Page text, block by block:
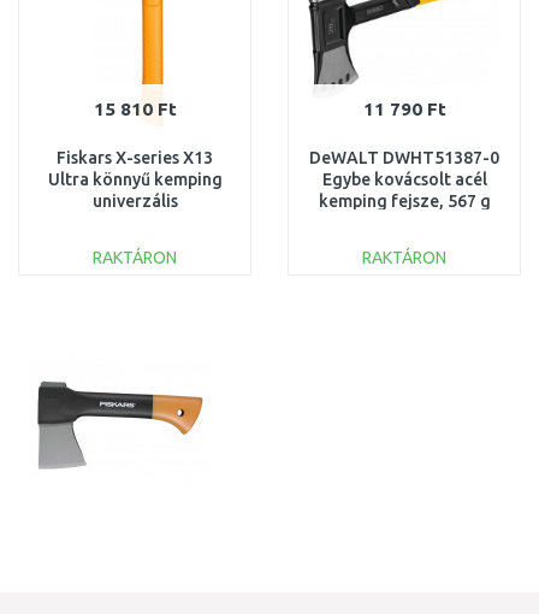
15 810 Ft
Fiskars X-series X13
Ultra könnyű kemping
univerzális
RAKTÁRON
11 790 Ft
DeWALT DWHT51387-0
Egybe kovácsolt acél
kemping fejsze, 567 g
RAKTÁRON